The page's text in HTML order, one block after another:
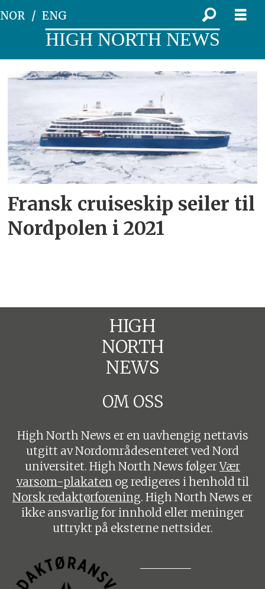
NOR ENG
HIGH NORTH NEWS
Tag:
ponant
Fransk cruiseskip seiler til
Nordpolen i 2021
HIGH
NORTH
NEWS
OM OSS
High North News er en uavhengig nettavis
utgitt av Nordområdesenteret ved Nord
universitet. High North News følgerVær
varsom-plakaten og redigeres i henhold til
Norsk redaktørforening. High North News er
ikke ansvarlig for innhold eller meninger
uttrykt på eksterne nettsider.